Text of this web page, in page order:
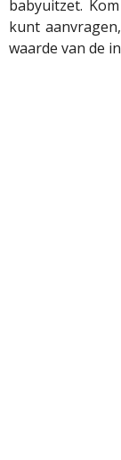
babyuitzet.
kunt
waarde van de